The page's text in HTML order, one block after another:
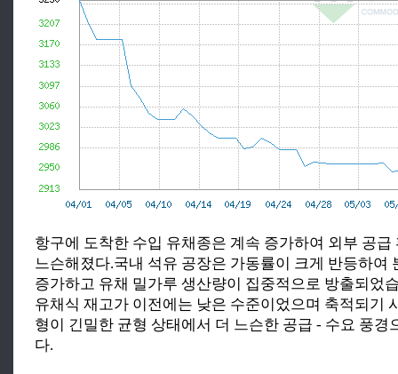
항구에 도착한 수입 유채종은 계속 증가하여 외부 공급
느슨해졌다.국내 석유 공장은 가동률이 크게 반등하여
증가하고 유채 밀가루 생산량이 집중적으로 방출되었
유채식 재고가 이전에는 낮은 수준이었으며 축적되기
형이 긴밀한 균형 상태에서 더 느슨한 공급 - 수요 풍경
다.